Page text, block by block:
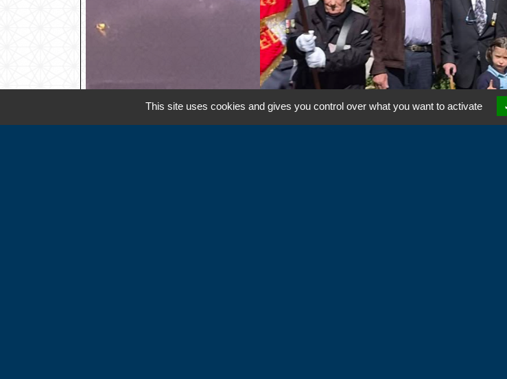
This site uses cookies and gives you control over what you want to activate